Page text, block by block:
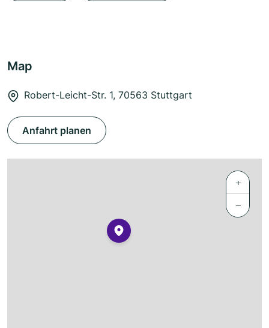
Map
Robert-Leicht-Str. 1, 70563 Stuttgart
Anfahrt planen
+
−